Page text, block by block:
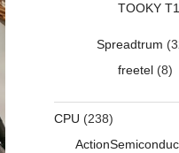
TOOKY
Spreadtrum
freetel(8)
CPU (238)